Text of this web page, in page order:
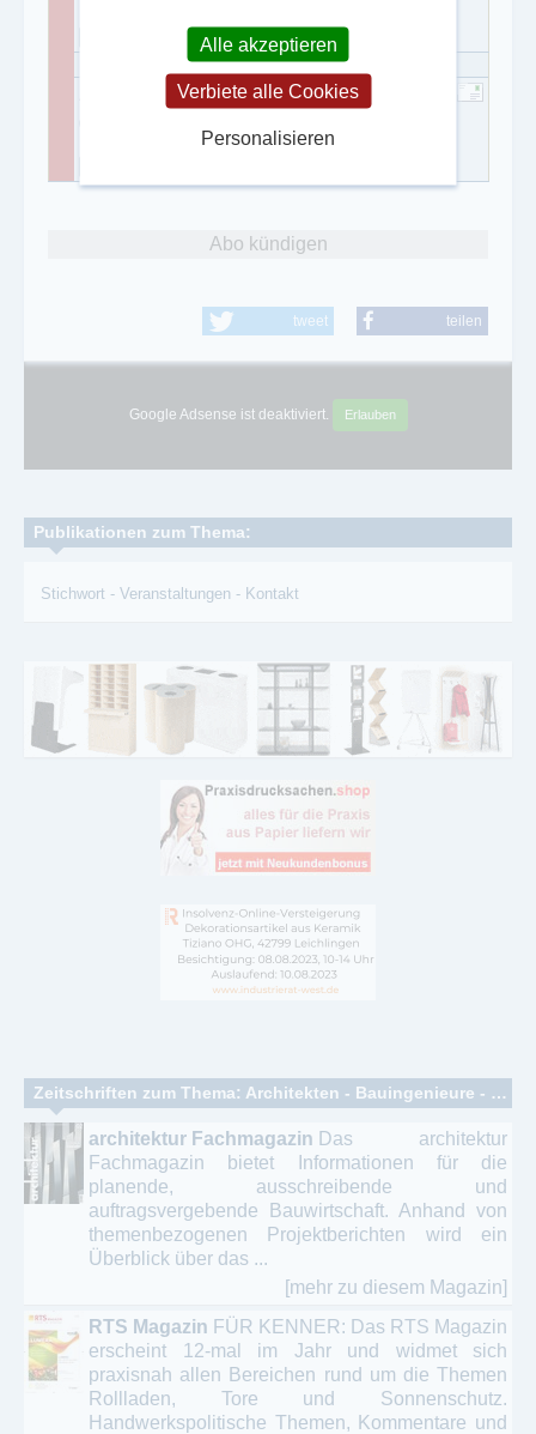
0711 7591 271
Angela Höfer
0711 7591 286
Abo kündigen
tweet teilen
Google Adsense ist deaktiviert. Erlauben
Publikationen zum Thema:
Stichwort - Veranstaltungen - Kontakt
Zeitschriften zum Thema: Architekten - Bauingenieure - Innenarchitekten - Bauhandwerk
architektur Fachmagazin Das architektur
Fachmagazin bietet Informationen für die
planende, ausschreibende und
auftragsvergebende Bauwirtschaft. Anhand von
themenbezogenen Projektberichten wird ein
Überblick über das ...
[mehr zu diesem Magazin]
RTS Magazin FÜR KENNER: Das RTS Magazin
erscheint 12-mal im Jahr und widmet sich
praxisnah allen Bereichen rund um die Themen
Rollladen, Tore und Sonnenschutz.
Handwerkspolitische Themen, Kommentare und
Alle akzeptieren
Verbiete alle Cookies
Personalisieren